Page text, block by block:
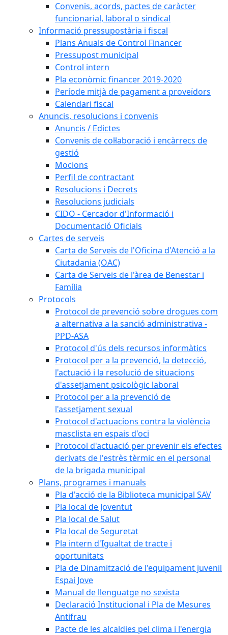
Convenis, acords, pactes de caràcter
funcionarial, laboral o sindical
Informació pressupostària i fiscal
Plans Anuals de Control Financer
Pressupost municipal
Control intern
Pla econòmic financer 2019-2020
Període mitjà de pagament a proveïdors
Calendari fiscal
Anuncis, resolucions i convenis
Anuncis / Edictes
Convenis de col·laboració i encàrrecs de
gestió
Mocions
Perfil de contractant
Resolucions i Decrets
Resolucions judicials
CIDO - Cercador d'Informació i
Documentació Oficials
Cartes de serveis
Carta de Serveis de l'Oficina d'Atenció a la
Ciutadania (OAC)
Carta de Serveis de l'àrea de Benestar i
Família
Protocols
Protocol de prevenció sobre drogues com
a alternativa a la sanció administrativa -
PPD-ASA
Protocol d'ús dels recursos informàtics
Protocol per a la prevenció, la detecció,
l'actuació i la resolució de situacions
d'assetjament psicològic laboral
Protocol per a la prevenció de
l'assetjament sexual
Protocol d'actuacions contra la violència
masclista en espais d'oci
Protocol d'actuació per prevenir els efectes
derivats de l'estrès tèrmic en el personal
de la brigada municipal
Plans, programes i manuals
Pla d'acció de la Biblioteca municipal SAV
Pla local de Joventut
Pla local de Salut
Pla local de Seguretat
Pla intern d'Igualtat de tracte i
oportunitats
Pla de Dinamització de l'equipament juvenil
Espai Jove
Manual de llenguatge no sexista
Declaració Institucional i Pla de Mesures
Antifrau
Pacte de les alcaldies pel clima i l'energia